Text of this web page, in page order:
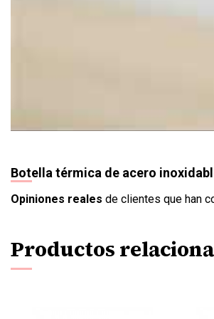
Botella térmica de acero
Opiniones reales de clientes que han
Productos